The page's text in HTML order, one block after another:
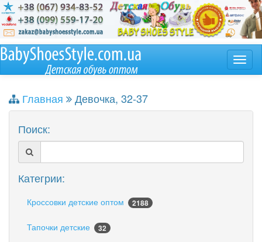
Главная
Девочка, 32-37
Поиск:
Категрии:
Кроссовки детские оптом 2188
Тапочки детские 32